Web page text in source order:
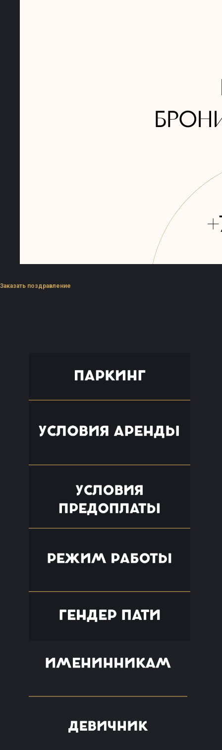
Заказать поздравление